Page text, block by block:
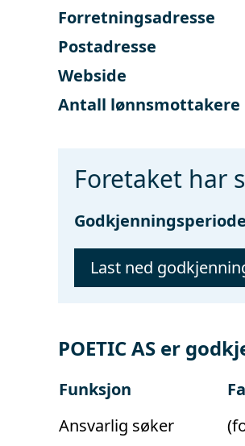
Forretningsadresse
Postadresse
Webside
Antall lønnsmottakere
Foretaket har
Last ned
POETIC AS er
Funksjon
Ansvarlig søker